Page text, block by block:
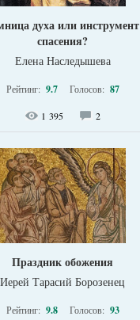
духа или инструмент
спасения?
Елена Наследышева
Рейтинг: 9.7 Голосов: 87
1 395 2
Праздник обожения
Иерей Тарасий Борозенец
Рейтинг: 9.8 Голосов: 93